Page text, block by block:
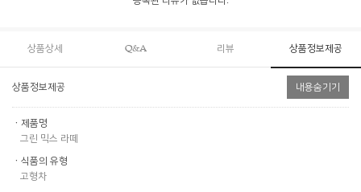
상품상세 Q&A 리뷰 상품정보제공
상품정보제공 내용숨기기
ㆍ제품명
그린 믹스 라떼
ㆍ식품의 유형
고형차